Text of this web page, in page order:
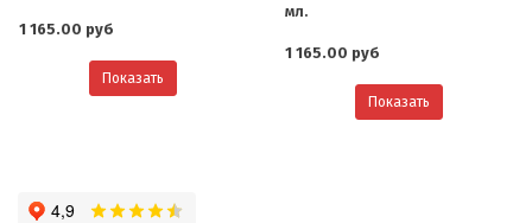
1 165.00 руб
Показать
мл.
1 165.00 руб
Показать